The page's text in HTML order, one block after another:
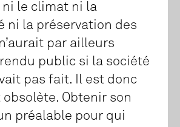
le climat ni la
ni la préservation des
par ailleurs
public si la société
pas fait. Il est donc
Obtenir son
préalable pour qui